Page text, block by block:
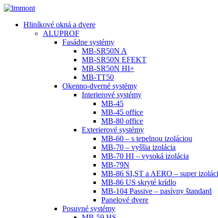
Hliníkové okná a dvere
ALUPROF
Fasádne systémy
MB-SR50N A
MB-SR50N EFEKT
MB-SR50N HI+
MB-TT50
Okenno-dverné systémy
Interierové systémy
MB-45
MB-45 office
MB-80 office
Exterierové systémy
MB-60 – s tepelnou izoláciou
MB-70 – vyššia izolácia
MB-70 HI – vysoká izolácia
MB-79N
MB-86 SI,ST a AERO – super
MB-86 US skryté krídlo
MB-104 Passive – pasívny štandard
Panelové dvere
Posuvné systémy